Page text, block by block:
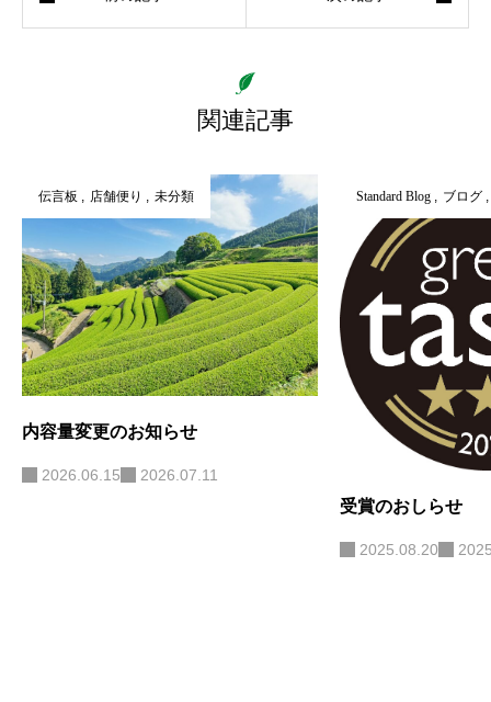
関連記事
伝言板 店舗便り 未分類
内容量変更のお知らせ
2026.06.15 2026.07.11
Standard Blog ブログ
受賞のおしらせ
2025.08.20